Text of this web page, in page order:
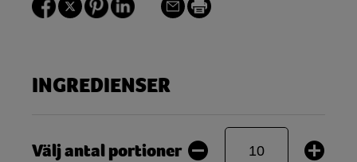
INGREDIENSER
Välj antal portioner